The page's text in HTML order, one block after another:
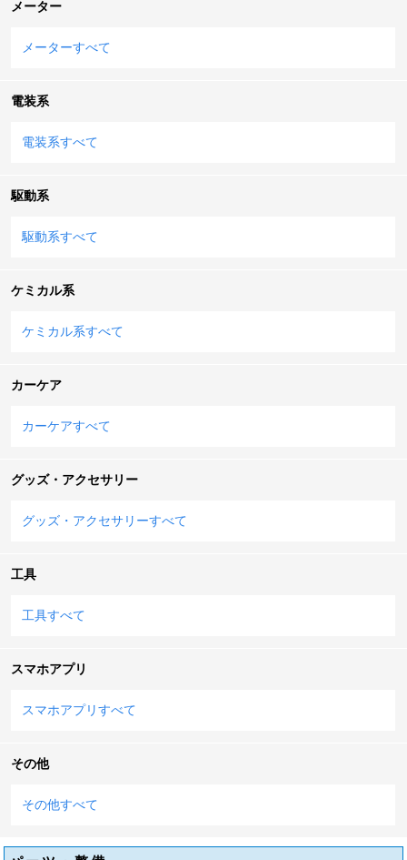
メーター
メーターすべて
電装系
電装系すべて
駆動系
駆動系すべて
ケミカル系
ケミカル系すべて
カーケア
カーケアすべて
グッズ・アクセサリー
グッズ・アクセサリーすべて
工具
工具すべて
スマホアプリ
スマホアプリすべて
その他
その他すべて